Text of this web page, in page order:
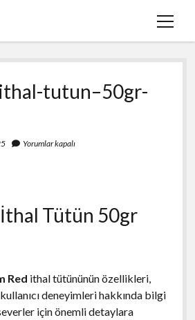
menüyü
Parasız
Beğeni Hilesi
tutun–50gr-
Yorumlar kapalı
Tütün 50gr
Red ithal tütününün özellikleri,
deneyimleri hakkında bilgi
için önemli detaylara